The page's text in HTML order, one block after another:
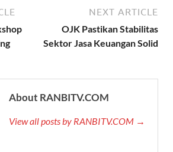
NEXT ARTICLE
OJK Pastikan Stabilitas
Sektor Jasa Keuangan Solid
About RANBITV.COM
View all posts by RANBITV.COM →